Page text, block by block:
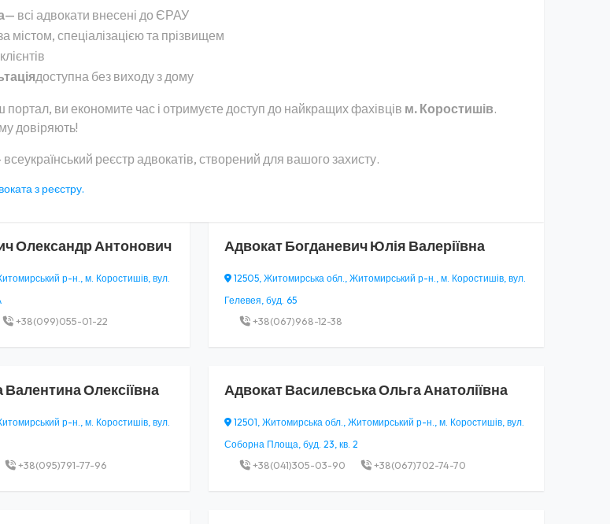
— всі адвокати внесені до ЄРАУ
містом, спеціалізацією та прізвищем
клієнтів
доступна без виходу з дому
ви економите час і отримуєте доступ до найкращих фахівців м. Коростишів.
довіряють!
реєстр адвокатів, створений для вашого захисту.
з реєстру.
Олександр Антонович
р-н., м. Коростишів, вул.
+38(099)055-01-22
АдвокатБогданевич Юлія Валеріївна
12505, Житомирська обл., Житомирський р-н., м. Коростишів, вул.
Гелевея, буд. 65
+38(067)968-12-38
Валентина Олексіївна
р-н., м. Коростишів, вул.
+38(095)791-77-96
АдвокатВасилевська Ольга Анатоліївна
12501, Житомирська обл., Житомирський р-н., м. Коростишів, вул.
Соборна Площа, буд. 23, кв. 2
+38(041)305-03-90 +38(067)702-74-70